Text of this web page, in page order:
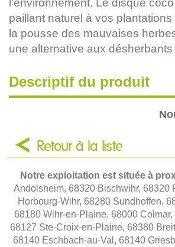
paillant naturel à vos
la pousse des mauvaises
une alternative aux
Descriptif du produit
Retour à la liste
Notre exploitation est située à
Andolsheim, 68320 Bischwihr, 68320
Horbourg-Wihr, 68280 Sundhoffen,
68180 Wihr-en-Plaine, 68000
68127 Ste-Croix-en-Plaine, 68380
68140 Eschbach-au-Val, 68140